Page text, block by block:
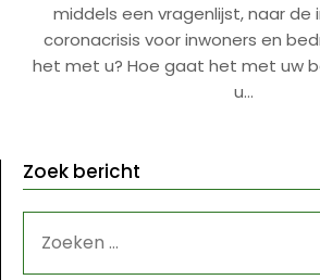
middels een vragenlijst, naar de
coronacrisis voor inwoners en
het met u? Hoe gaat het met uw
u…
Zoek bericht
NAAR: